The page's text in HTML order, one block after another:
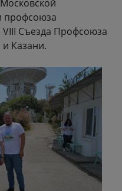
профсоюза
Съезда Профсоюза
Казани.